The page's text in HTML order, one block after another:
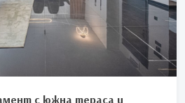
с южна тераса и